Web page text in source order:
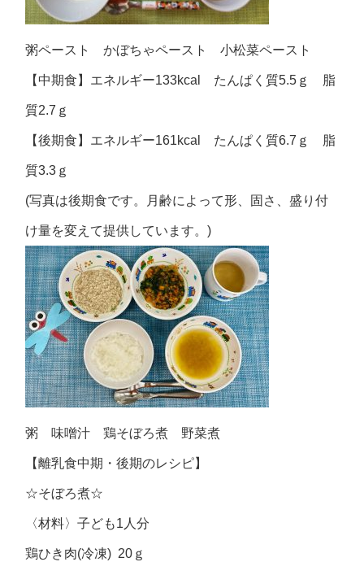
粥ペースト かぼちゃペースト 小松菜ペースト
【中期食】エネルギー133kcal たんぱく質5.5ｇ 脂
質2.7ｇ
【後期食】エネルギー161kcal たんぱく質6.7ｇ 脂
質3.3ｇ
(写真は後期食です。月齢によって形、固さ、盛り付
け量を変えて提供しています。)
粥 味噌汁 鶏そぼろ煮 野菜煮
【離乳食中期・後期のレシピ】
☆そぼろ煮☆
〈材料〉子ども1人分
鶏ひき肉(冷凍) 20ｇ